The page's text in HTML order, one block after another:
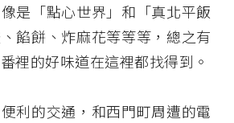
是「點心世界」和「真北平飯
餡餅、炸麻花等等等，總之有
裡的好味道在這裡都找得到。
利的交通，和西門町周遭的電